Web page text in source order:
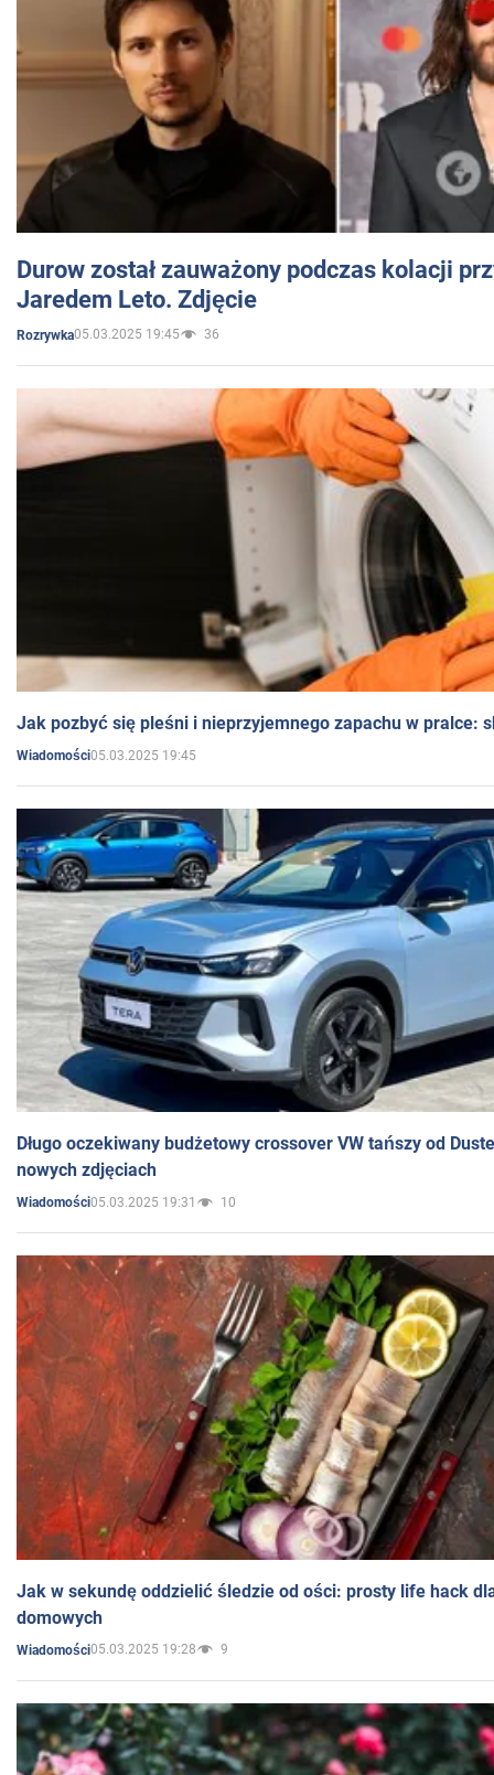
Durow został zauważony podczas kolacji
Jaredem Leto. Zdjęcie
Rozrywka05.03.2025 19:45 36
Jak pozbyć się pleśni i nieprzyjemnego zapachu w pralce:
Wiadomości05.03.2025 19:45
Długo oczekiwany budżetowy crossover VW tańszy od
nowych zdjęciach
Wiadomości05.03.2025 19:31 10
Jak w sekundę oddzielić śledzie od ości: prosty life hack
domowych
Wiadomości05.03.2025 19:28 9